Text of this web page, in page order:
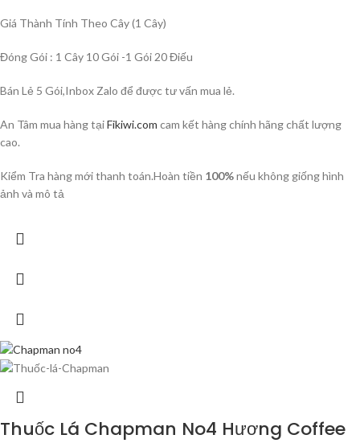
Giá Thành Tính Theo Cây (1 Cây)
Đóng Gói : 1 Cây 10 Gói -1 Gói 20 Điếu
Bán Lẻ 5 Gói,Inbox Zalo để được tư vấn mua lẻ.
An Tâm mua hàng tạiFikiwi.com cam kết hàng chính hãng chất lượng
cao.
Kiểm Tra hàng mới thanh toán.Hoàn tiền 100%nếu không giống hình
ảnh và mô tả
Thuốc Lá Chapman No4 Hương Coffee